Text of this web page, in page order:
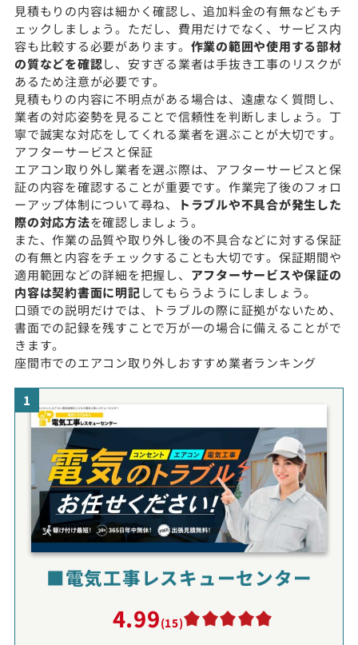
見積もりの内容は細かく確認し、追加料金の有無などもチ
ェックしましょう。ただし、費用だけでなく、サービス内
容も比較する必要があります。 作業の範囲や使用する部材
の質などを確認し、安すぎる業者は手抜き工事のリスクが
あるため注意が必要です。
見積もりの内容に不明点がある場合は、遠慮なく質問し、
業者の対応姿勢を見ることで信頼性を判断しましょう。丁
寧で誠実な対応をしてくれる業者を選ぶことが大切です。
アフターサービスと保証
エアコン取り外し業者を選ぶ際は、アフターサービスと保
証の内容を確認することが重要です。作業完了後のフォロ
ーアップ体制について尋ね、
トラブルや不具合が発生した
際の対応方法を確認しましょう。
また、作業の品質や取り外し後の不具合などに対する保証
の有無と内容をチェックすることも大切です。保証期間や
適用範囲などの詳細を把握し、 アフターサービスや保証の
内容は契約書面に明記してもらうようにしましょう。
口頭での説明だけでは、トラブルの際に証拠がないため、
書面での記録を残すことで万が一の場合に備えることがで
きます。
座間市でのエアコン取り外しおすすめ業者ランキング
1
■電気工事レスキューセンター
4.99(15)